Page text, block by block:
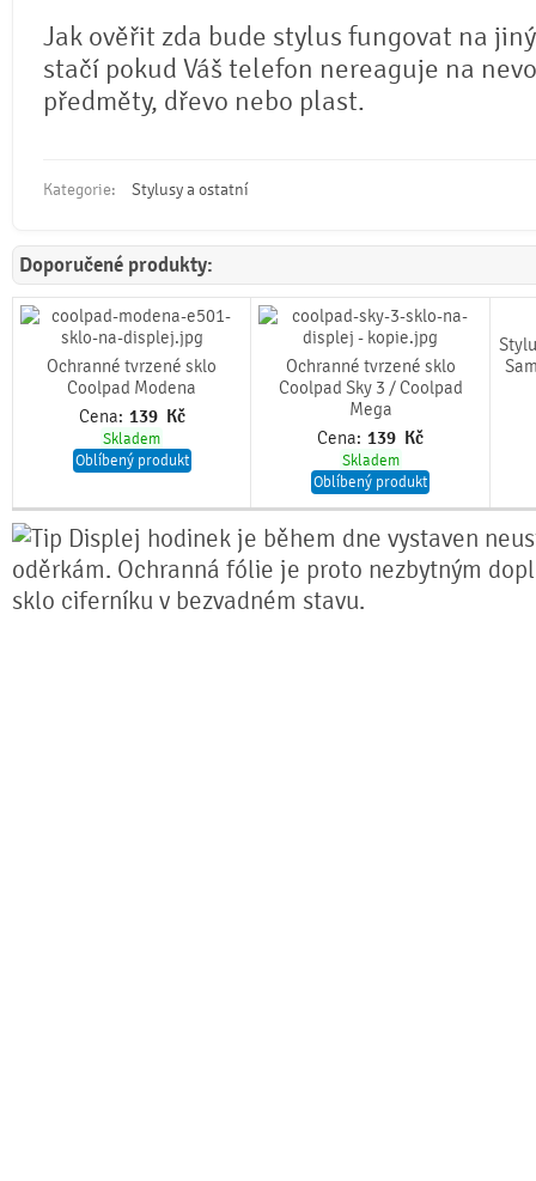
Jak ověřit zda bude stylus fungovat na
stačí pokud Váš telefon nereaguje na
předměty, dřevo nebo plast.
Kategorie: Stylusy a ostatní
Doporučené produkty:
Ochranné tvrzené sklo
Coolpad Modena
Cena: 139 Kč
Skladem
Oblíbený produkt
Ochranné tvrzené sklo
Coolpad Sky 3 / Coolpad
Mega
Cena: 139 Kč
Skladem
Oblíbený produkt
Displej hodinek je během dne vystaven
oděrkám. Ochranná fólie je proto nezbytným
sklo ciferníku v bezvadném stavu.